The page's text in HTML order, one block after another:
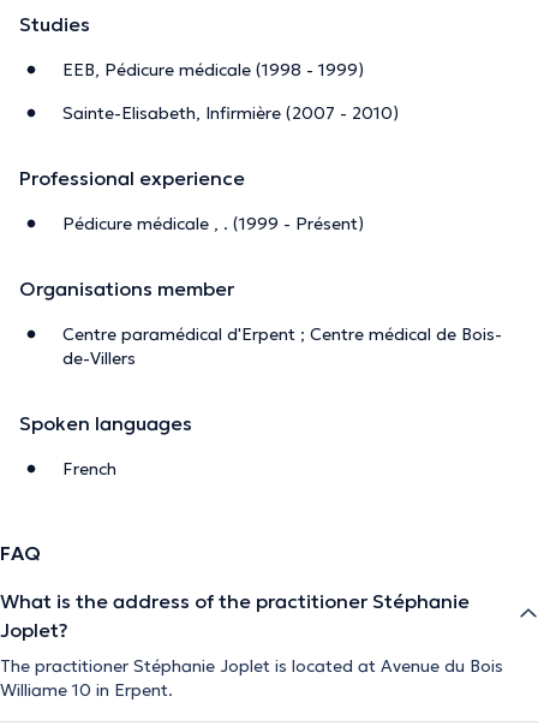
Studies
EEB, Pédicure médicale (1998 - 1999)
Sainte-Elisabeth, Infirmière (2007 - 2010)
Professional experience
Pédicure médicale , . (1999 - Présent)
Organisations member
Centre paramédical d'Erpent ; Centre médical de Bois-
de-Villers
Spoken languages
French
FAQ
What is the address of the practitioner Stéphanie
Joplet?
The practitioner Stéphanie Joplet is located at Avenue du Bois
Williame 10 in Erpent.